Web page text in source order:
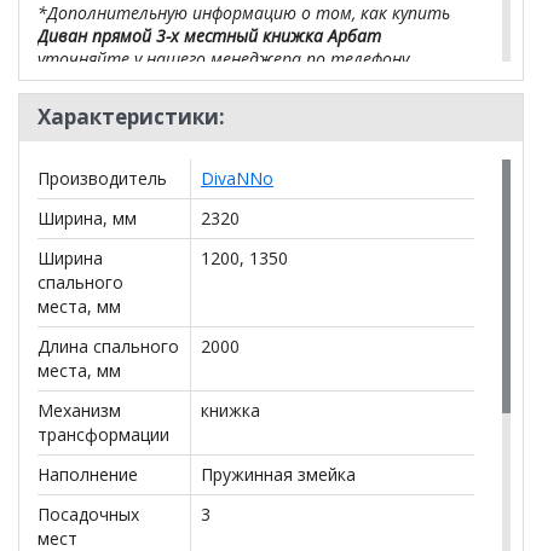
*Дополнительную информацию о том, как купить
Диван прямой 3-х местный книжка Арбат
уточняйте у нашего менеджера по телефону
+79292022735.
**Цены на официальном сайте
могут отличаться от цен в розничных магазинах-
салонах сети!
Характеристики:
Производитель
DivaNNo
Ширина, мм
2320
Ширина
спального
места, мм
1200, 1350
Длина спального
места, мм
2000
Механизм
трансформации
книжка
Наполнение
Пружинная змейка
Посадочных
мест
3